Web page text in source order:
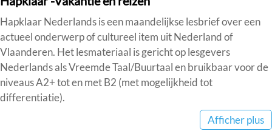
Hapklaar Nederlands is een maandelijkse lesbrief over een
actueel onderwerp of cultureel item uit Nederland of
Vlaanderen. Het lesmateriaal is gericht op lesgevers
Nederlands als Vreemde Taal/Buurtaal en bruikbaar voor de
niveaus A2+ tot en met B2 (met mogelijkheid tot
differentiatie).
Afficher plus